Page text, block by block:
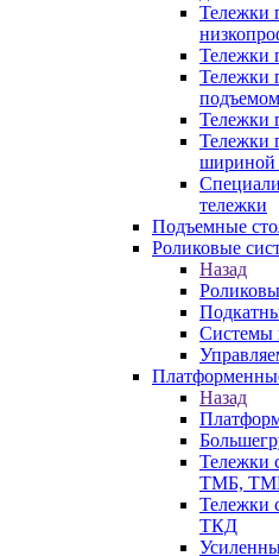
Тележки
Тележки
Тележки
подъемом
Тележки
Тележки
шириной
тележки
Подъемные
Роликовые
Назад
Системы
Назад
ТМБ,
Тележки
ТКД